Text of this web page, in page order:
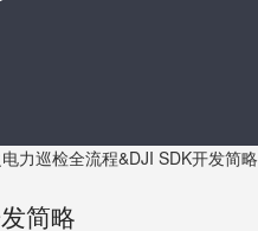
力巡检全流程&DJI SDK开发简略
简略